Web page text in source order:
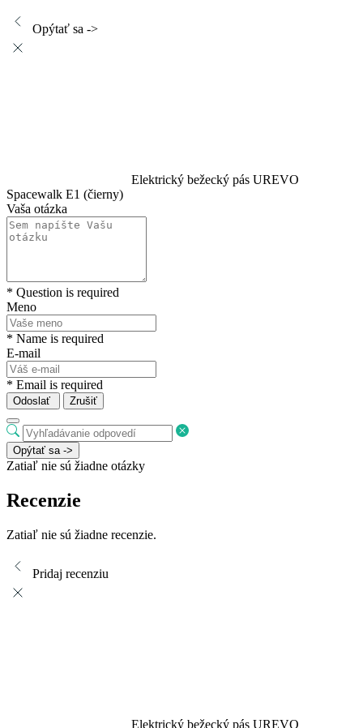
Opýtať sa ->
Elektrický bežecký pás UREVO
Spacewalk E1 (čierny)
Vaša otázka
* Question is required
Meno
* Name is required
E-mail
* Email is required
Odoslať Zrušiť
Opýtať sa ->
Zatiaľ nie sú žiadne otázky
Recenzie
Zatiaľ nie sú žiadne recenzie.
Pridaj recenziu
Elektrický bežecký pás UREVO